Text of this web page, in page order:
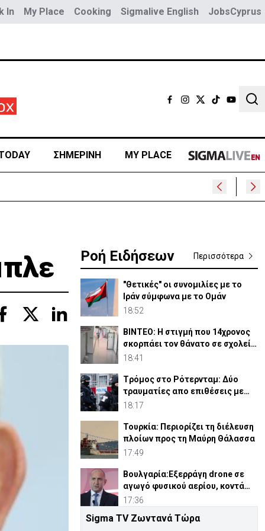
In My Place Cooking Sigmalive English JobsCyprus
ΣΗΜΕΡΙΝΗ MY PLACE
Ροή Ειδήσεων Περισσότερα
"Θετικές" οι συνομιλίες με το
Ιράν σύμφωνα με το Ομάν
18:52
ΒΙΝΤΕΟ: Η στιγμή που 14χρονος
σκορπάει τον θάνατο σε σχολείο
στην Ταϊλάνδη
18:41
Tρόμος στο Ρότερνταμ: Δύο
τραυματίες απο επιθέσεις με
μαχαίρι
18:17
Τουρκία: Περιορίζει τη διέλευση
πλοίων προς τη Μαύρη Θάλασσα
17:49
Βουλγαρία:Εξερράγη drone σε
αγωγό φυσικού αερίου, κοντά
στα σύνορα με Ρουμανία
17:36
Ο πρώην δικηγόρος του Τραμπ
Sigma TV Ζωντανά Τώρα